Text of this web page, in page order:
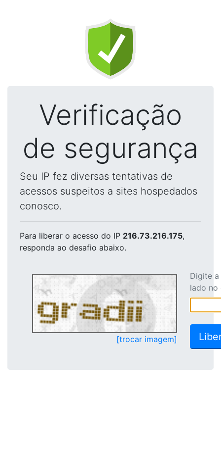
Verificação
de segurança
Seu IP fez diversas tentativas de
acessos suspeitos a sites hospedados
conosco.
Para liberar o acesso do IP 216.73.216.175,
responda ao desafio abaixo.
[trocar imagem]
Digite
lado no